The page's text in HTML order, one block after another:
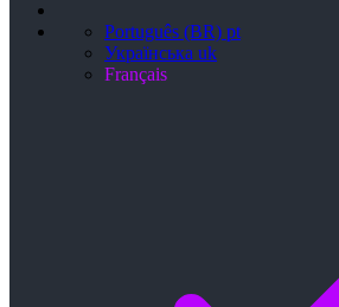
Português (BR) pt
Українська uk
Français